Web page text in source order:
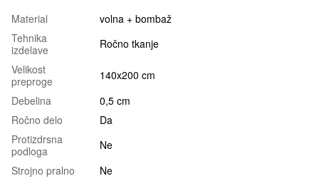
Material
volna + bombaž
Tehnika
izdelave
Ročno tkanje
Velikost
preproge
140x200 cm
Debelina
0,5 cm
Ročno delo
Da
Protizdrsna
podloga
Ne
Strojno pralno
Ne